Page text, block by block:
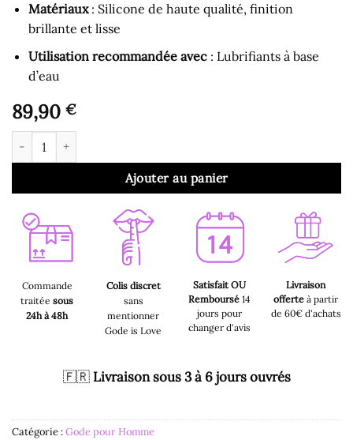
Matériaux: Silicone de haute qualité, finition
brillante et lisse
Utilisation recommandée avec: Lubrifiants à base
d’eau
89,90 €
Ajouter au panier
Commande
traitée sous
24h à 48h
Colis discret
sans
mentionner
Gode is Love
Satisfait OU
Remboursé14
jours pour
changer d'avis
Livraison
offerte à partir
de 60€ d'achats
🇫🇷 Livraison sous 3 à 6 jours ouvrés
Catégorie :Gode pour Homme